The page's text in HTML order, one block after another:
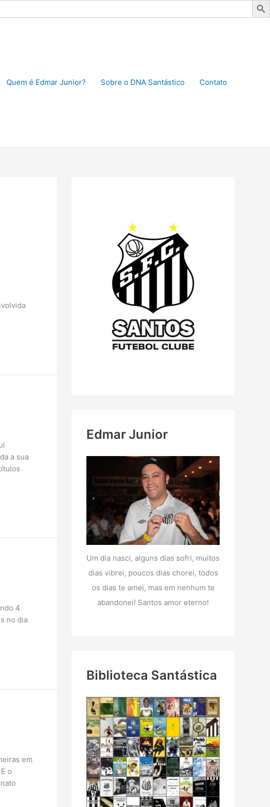
Quem é Edmar Junior? Sobre o DNA Santástico Contato
a sua
4
no dia
em
o
Edmar Junior
Um dia nasci, alguns dias sofri, muitos
dias vibrei, poucos dias chorei, todos
os dias te amei, mas em nenhum te
abandonei! Santos amor eterno!
Biblioteca Santástica